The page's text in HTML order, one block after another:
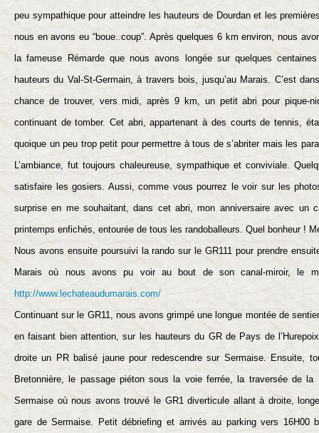
peu sympathique pour atteindre les hauteurs de Dourdan et les
nous en avons eu “boue..coup”. Après quelques 6 km environ, nous
la fameuse Rémarde que nous avons longée sur quelques
hauteurs du Val-St-Germain, à travers bois, jusqu’au Marais. C’est
chance de trouver, vers midi, après 9 km, un petit abri pour pique-
continuant de tomber. Cet abri, appartenant à des courts de tennis,
quoique un peu trop petit pour permettre à tous de s’abriter mais les
L’ambiance, fut toujours chaleureuse, sympathique et conviviale.
satisfaire les gosiers. Aussi, comme vous pourrez le voir sur les
surprise en me souhaitant, dans cet abri, mon anniversaire avec un
printemps enfichés, entourée de tous les randoballeurs. Quel bonheur !
Nous avons ensuite poursuivi la rando sur le GR111 pour prendre
Marais où nous avons pu voir au bout de son canal-miroir, le
http://www.lechateaudumarais.com/
Continuant sur le GR11, nous avons grimpé une longue montée de
en faisant bien attention, sur les hauteurs du GR de Pays de
droite un PR balisé jaune pour redescendre sur Sermaise. Ensuite,
Bretonnière, le passage piéton sous la voie ferrée, la traversée de la
Sermaise où nous avons trouvé le GR1 diverticule allant à droite,
gare de Sermaise. Petit débriefing et arrivés au parking vers 16H00